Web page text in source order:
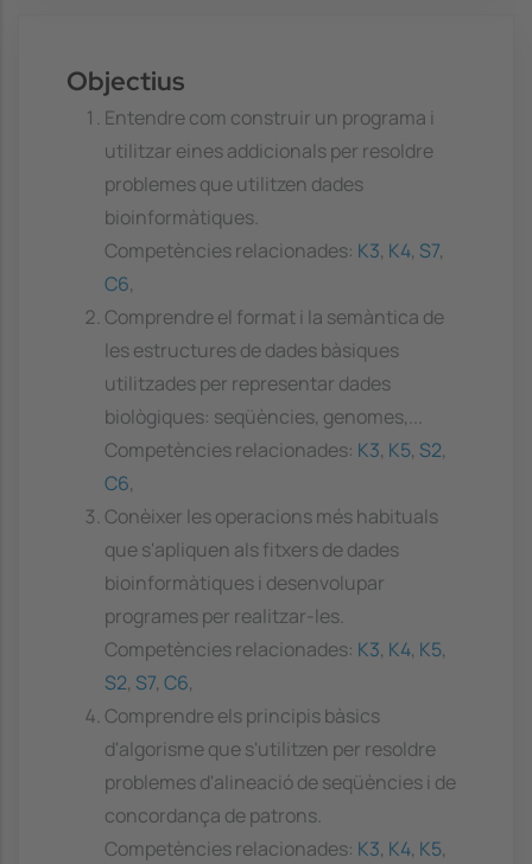
Objectius
Entendre com construir un programa i
utilitzar eines addicionals per resoldre
problemes que utilitzen dades
bioinformàtiques.
Competències relacionades: K3, K4, S7,
C6,
Comprendre el format i la semàntica de
les estructures de dades bàsiques
utilitzades per representar dades
biològiques: seqüències, genomes,...
Competències relacionades: K3, K5, S2,
C6,
Conèixer les operacions més habituals
que s'apliquen als fitxers de dades
bioinformàtiques i desenvolupar
programes per realitzar-les.
Competències relacionades: K3, K4, K5,
S2, S7, C6,
Comprendre els principis bàsics
d'algorisme que s'utilitzen per resoldre
problemes d'alineació de seqüències i de
concordança de patrons.
Competències relacionades: K3, K4, K5,